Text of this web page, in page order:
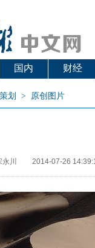
国内 财经
划 > 原创图片
永川 2014-07-26